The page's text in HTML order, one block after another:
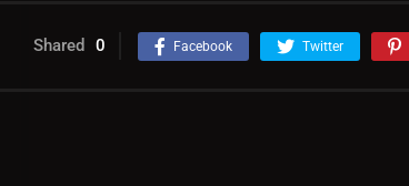
Shared 0 Facebook Twitter